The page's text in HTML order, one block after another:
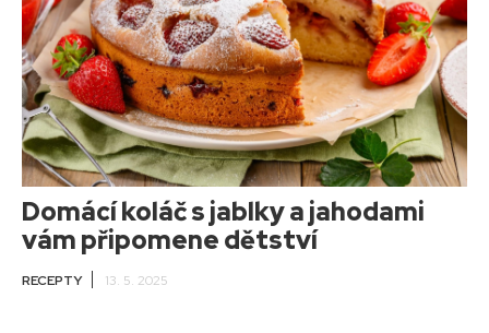
Domácí koláč s jablky a jahodami
vám připomene dětství
RECEPTY 13. 5. 2025